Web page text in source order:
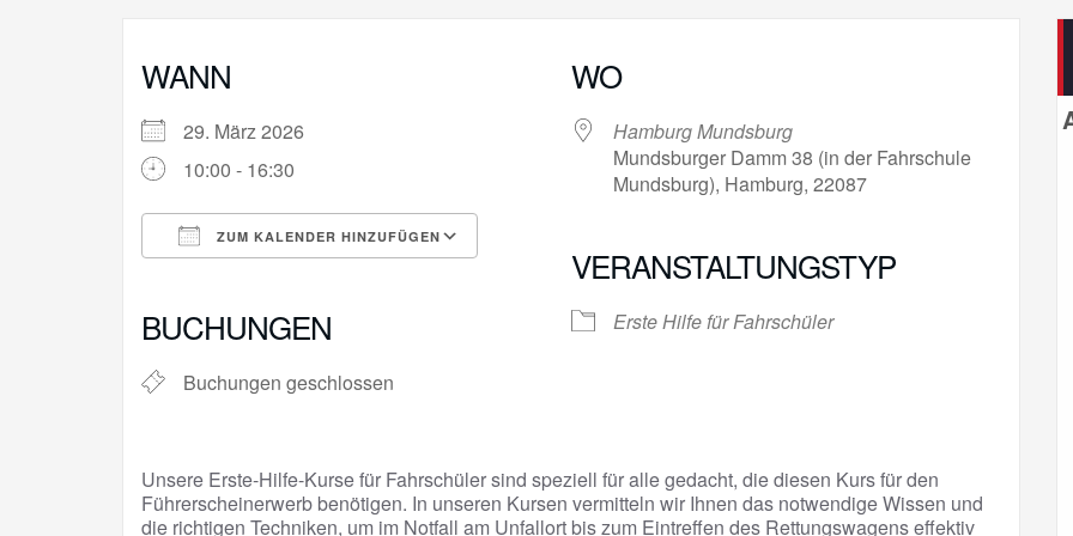
WANN
29. März 2026
10:00 - 16:30
ZUM KALENDER HINZUFÜGEN
Google Kalender iCalendar
BUCHUNGEN
Buchungen geschlossen
WO
Hamburg Mundsburg
Mundsburger Damm 38 (in der Fahrschule
Mundsburg), Hamburg, 22087
VERANSTALTUNGSTYP
Erste Hilfe für Fahrschüler
Unsere Erste-Hilfe-Kurse für Fahrschüler sind speziell für alle gedacht, die diesen Kurs für den
Führerscheinerwerb benötigen. In unseren Kursen vermitteln wir Ihnen das notwendige Wissen und
die richtigen Techniken, um im Notfall am Unfallort bis zum Eintreffen des Rettungswagens effektiv